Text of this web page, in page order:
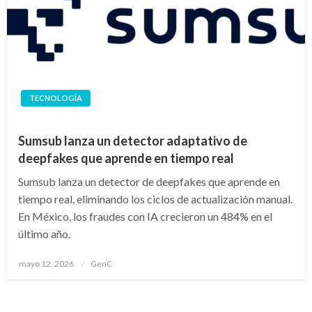
TECNOLOGÍA
Sumsub lanza un detector adaptativo de
deepfakes que aprende en tiempo real
Sumsub lanza un detector de deepfakes que aprende en
tiempo real, eliminando los ciclos de actualización manual.
En México, los fraudes con IA crecieron un 484% en el
último año.
Publicado
mayo 12, 2026 GenC